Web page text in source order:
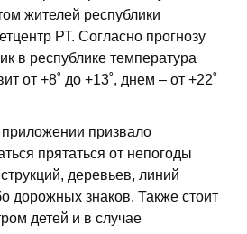
жителей республики
РТ. Согласно прогнозу
в республике температура
от +8˚ до +13˚, днем – от +22˚
призвало
прятаться от непогоды
деревьев, линий
дорожных знаков. Также стоит
детей и в случае